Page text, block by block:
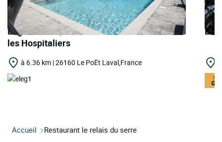
Logis Hôtels | Demeures & Châteaux Hôtel
les Hospitaliers
à 6.36 km | 26160 Le PoËt Laval,France
Accueil Restaurant le relais du serre